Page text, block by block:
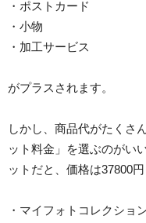
・ポストカード
・小物
・加工サービス
がプラスされます。
しかし、商品代がたくさ
ット料金」を選ぶのがい
ットだと、価格は37800
・マイフォトコレクショ